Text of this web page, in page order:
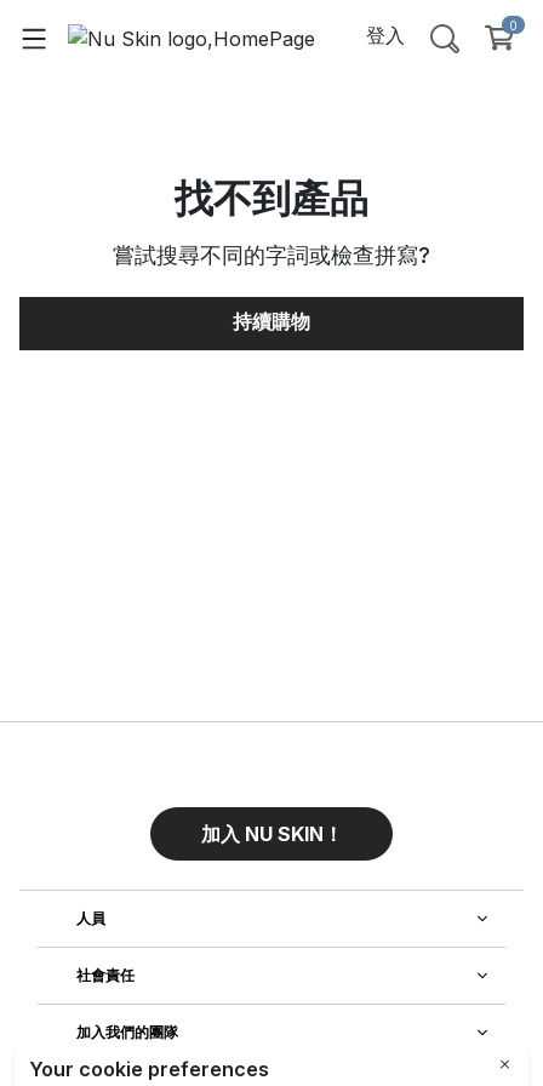
登入 0
找不到產品
嘗試搜尋不同的字詞或檢查拼寫?
持續購物
加入 NU SKIN！
人員
社會責任
加入我們的團隊